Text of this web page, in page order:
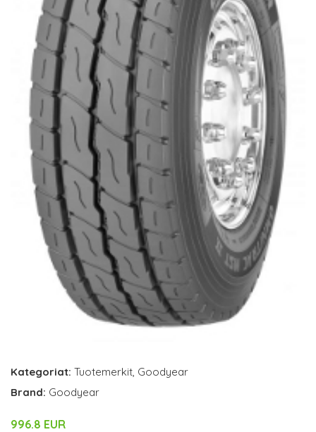
Kategoriat: Tuotemerkit, Goodyear
Brand: Goodyear
996.8 EUR